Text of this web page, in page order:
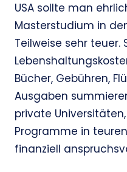
USA sollte man
Masterstudium in
Teilweise sehr teuer.
Bücher, Gebühren,
Ausgaben
private
Programme in
finanziell